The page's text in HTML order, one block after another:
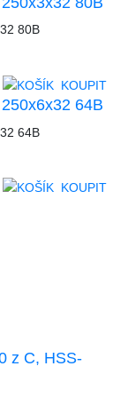
KOUPIT
64B
KOUPIT
z C, HSS-